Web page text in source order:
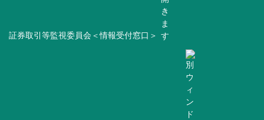
証券取引等監視委員会＜情報受付窓口＞